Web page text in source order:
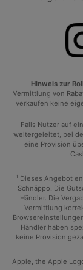
Hinweis zur
Vermittlung von
verkaufen keine
Falls Nutzer auf
weitergeleitet, bei
eine Provision
1 Dieses Angebot
Schnäppo. Die
Händler. Die
Vermittlung
Händler haben
keine Provision
Apple, the Apple